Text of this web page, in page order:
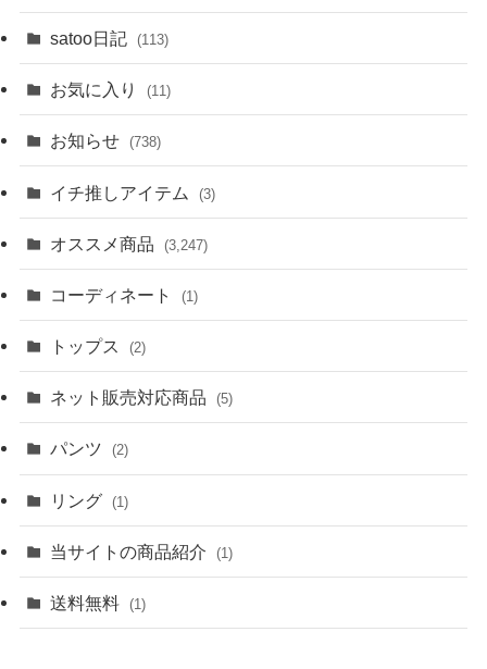
satoo日記 (113)
お気に入り (11)
お知らせ (738)
イチ推しアイテム (3)
オススメ商品 (3,247)
コーディネート (1)
トップス (2)
ネット販売対応商品 (5)
パンツ (2)
リング (1)
当サイトの商品紹介 (1)
送料無料 (1)